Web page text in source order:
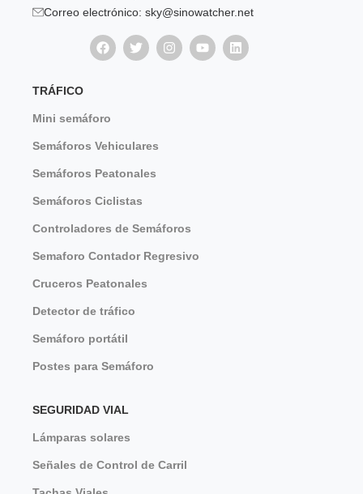
Correo electrónico: sky@sinowatcher.net
TRÁFICO
Mini semáforo
Semáforos Vehiculares
Semáforos Peatonales
Semáforos Ciclistas
Controladores de Semáforos
Semaforo Contador Regresivo
Cruceros Peatonales
Detector de tráfico
Semáforo portátil
Postes para Semáforo
SEGURIDAD VIAL
Lámparas solares
Señales de Control de Carril